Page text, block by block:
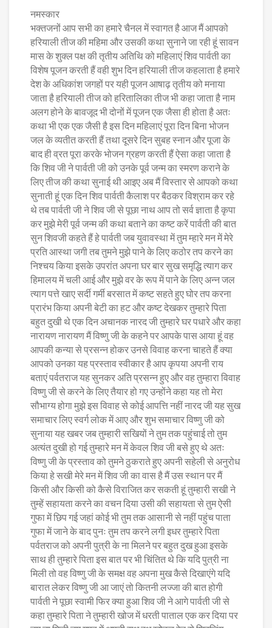
नमस्कार
भक्तजनों आप सभी का हमारे चैनल में स्वागत है आज मैं आपको
हरियाली तीज की महिमा और उसकी कथा सुनाने जा रही हूं सावन
मास के शुक्ल पक्ष की तृतीय अतिथि को महिलाएं शिव पार्वती का
विशेष पूजन करती हैं वही शुभ दिन हरियाली तीज कहलाता है हमारे
देश के अधिकांश जगहों पर यही पूजन आषाढ़ तृतीय को मनाया
जाता है हरियाली तीज को हरितालिका तीज भी कहा जाता है नाम
अलग होने के बावजूद भी दोनों में पूजन एक जैसा ही होता है अतः
कथा भी एक एक जैसी है इस दिन महिलाएं पूरा दिन बिना भोजन
जल के व्यतीत करती हैं तथा दूसरे दिन सुबह स्नान और पूजा के
बाद ही व्रत पूरा करके भोजन ग्रहण करती हैं ऐसा कहा जाता है
कि शिव जी ने पार्वती जी को उनके पूर्व जन्म का स्मरण कराने के
लिए तीज की कथा सुनाई थी आइए अब मैं विस्तार से आपको कथा
सुनाती हूं एक दिन शिव पार्वती कैलाश पर बैठकर विश्राम कर रहे
थे तब पार्वती जी ने शिव जी से पूछा नाथ आप तो सर्व ज्ञाता है कृपा
कर मुझे मेरी पूर्व जन्म की कथा बताने का कष्ट करें पार्वती की बात
सुन शिवजी कहते हैं हे पार्वती जब युवावस्था में तुम म्हारे मन में मेरे
प्रति आस्था जगी तब तुमने मुझे पाने के लिए कठोर तप करने का
निश्चय किया इसके उपरांत अपना घर बार सुख समृद्धि त्याग कर
हिमालय में चली आई और मुझे वर के रूप में पाने के लिए अन्न जल
त्याग पत्ते खाए सर्दी गर्मी बरसात में कष्ट सहते हुए घोर तप करना
प्रारंभ किया अपनी बेटी का हट और कष्ट देखकर तुम्हारे पिता
बहुत दुखी थे एक दिन अचानक नारद जी तुम्हारे घर पधारे और कहा
नारायण नारायण मैं विष्णु जी के कहने पर आपके पास आया हूं वह
आपकी कन्या से प्रसन्न होकर उनसे विवाह करना चाहते हैं क्या
आपको उनका यह प्रस्ताव स्वीकार है आप कृपया अपनी राय
बताएं पर्वतराज यह सुनकर अति प्रसन्न हुए और वह तुम्हारा विवाह
विष्णु जी से करने के लिए तैयार हो गए उन्होंने कहा यह तो मेरा
सौभाग्य होगा मुझे इस विवाह से कोई आपत्ति नहीं नारद जी यह सुख
समाचार लिए स्वर्ग लोक में आए और शुभ समाचार विष्णु जी को
सुनाया यह खबर जब तुम्हारी सखियों ने तुम तक पहुंचाई तो तुम
अत्यंत दुखी हो गई तुम्हारे मन में केवल शिव जी बसे हुए थे अतः
विष्णु जी के प्रस्ताव को तुमने ठुकराते हुए अपनी सहेली से अनुरोध
किया हे सखी मेरे मन में शिव जी का वास है मैं उस स्थान पर मैं
किसी और किसी को कैसे विराजित कर सकती हूं तुम्हारी सखी ने
तुम्हें सहायता करने का वचन दिया उसी की सहायता से तुम ऐसी
गुफा में छिप गई जहां कोई भी तुम तक आसानी से नहीं पहुंच पाता
गुफा में जाने के बाद पुनः तुम तप करने लगी इधर तुम्हारे पिता
पर्वतराज को अपनी पुत्री के ना मिलने पर बहुत दुख हुआ इसके
साथ ही तुम्हारे पिता इस बात पर भी चिंतित थे कि यदि पुत्री ना
मिली तो वह विष्णु जी के समक्ष वह अपना मुख कैसे दिखाएंगे यदि
बारात लेकर विष्णु जी आ जाएं तो कितनी लज्जा की बात होगी
पार्वती ने पूछा स्वामी फिर क्या हुआ शिव जी ने आगे पार्वती जी से
कहा तुम्हारे पिता ने तुम्हारी खोज में धरती पाताल एक कर दिया पर